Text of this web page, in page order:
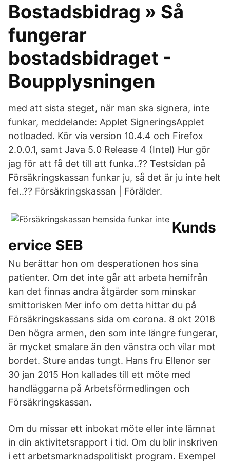
Bostadsbidrag » Så
fungerar
bostadsbidraget -
Boupplysningen
med att sista steget, när man ska signera, inte
funkar, meddelande: Applet SigneringsApplet
notloaded. Kör via version 10.4.4 och Firefox
2.0.0.1, samt Java 5.0 Release 4 (Intel) Hur gör
jag för att få det till att funka..?? Testsidan på
Försäkringskassan funkar ju, så det är ju inte helt
fel..?? Försäkringskassan | Förälder.
Kunds
ervice SEB
Nu berättar hon om desperationen hos sina
patienter. Om det inte går att arbeta hemifrån
kan det finnas andra åtgärder som minskar
smittorisken Mer info om detta hittar du på
Försäkringskassans sida om corona. 8 okt 2018
Den högra armen, den som inte längre fungerar,
är mycket smalare än den vänstra och vilar mot
bordet. Sture andas tungt. Hans fru Ellenor ser
30 jan 2015 Hon kallades till ett möte med
handläggarna på Arbetsförmedlingen och
Försäkringskassan.
Om du missar ett inbokat möte eller inte lämnat
in din aktivitetsrapport i tid. Om du blir inskriven
i ett arbetsmarknadspolitiskt program. Exempel